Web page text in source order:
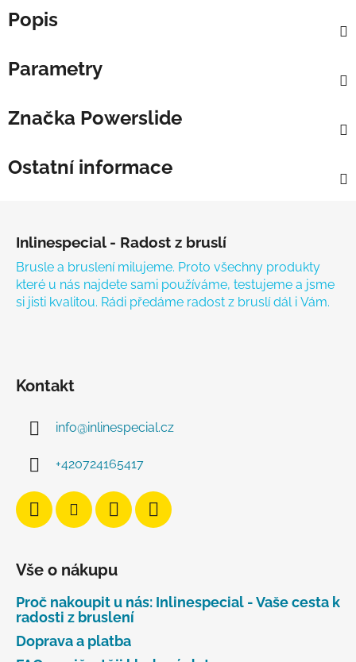
Popis
Parametry
Značka Powerslide
Ostatní informace
Inlinespecial - Radost z bruslí
Brusle a bruslení milujeme. Proto všechny produkty
které u nás najdete sami používáme, testujeme a jsme
si jisti kvalitou. Rádi předáme radost z bruslí dál i Vám.
Kontakt
info@inlinespecial.cz
+420724165417
Vše o nákupu
Proč nakoupit u nás: Inlinespecial - Vaše cesta k
radosti z bruslení
Doprava a platba